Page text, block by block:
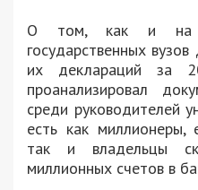
О том, как и на
государственных
их деклараций за
проанализировал
среди руководителей
есть как миллионеры,
так и владельцы
миллионных счетов в